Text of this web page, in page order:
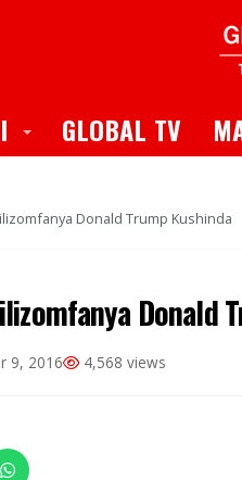
Toggle Dropdown
GLOBAL TV
Donald Trump Kushinda
Donald
9, 2016 4,568 views